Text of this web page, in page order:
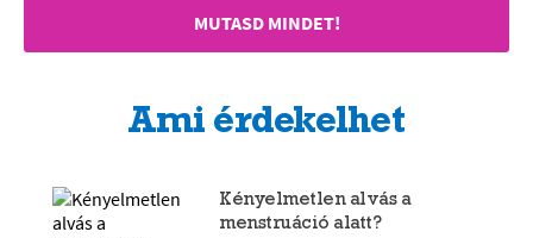
MUTASD MINDET!
Ami érdekelhet
Kényelmetlen alvás a
menstruáció alatt?